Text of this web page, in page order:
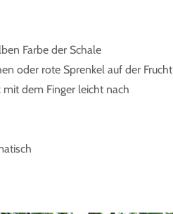
Farbe der Schale
oder rote Sprenkel auf der Frucht
dem Finger leicht nach